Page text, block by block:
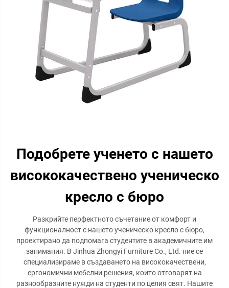
Подобрете ученето с нашето
висококачествено ученическо
кресло с бюро
Разкрийте перфектното съчетание от комфорт и
функционалност с нашето ученическо кресло с бюро,
проектирано да подпомага студентите в академичните им
занимания. В Jinhua Zhongyi Furniture Co., Ltd. ние се
специализираме в създаването на висококачествени,
ергономични мебелни решения, които отговарят на
разнообразните нужди на студенти по целия свят. Нашите